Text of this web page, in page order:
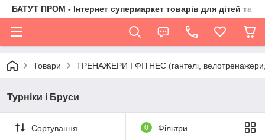
БАТУТ ПРОМ - Інтернет супермаркет товарів для дітей та їх
Товари ТРЕНАЖЕРИ І ФІТНЕС (гантелі, велотренажери,
Турніки і Бруси
Сортування 0 Фільтри